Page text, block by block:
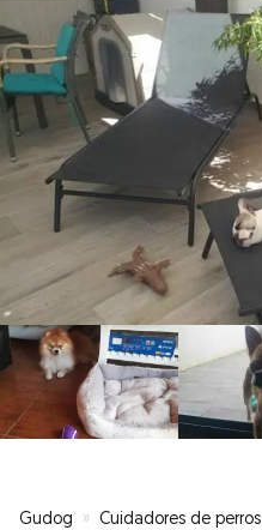
Gudog » Cuidadores de perros